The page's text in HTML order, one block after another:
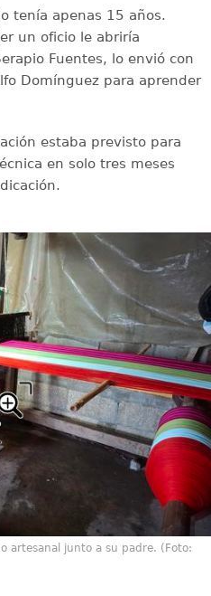
tenía apenas 15 años.
un oficio le abriría
Fuentes, lo envió con
Domínguez para aprender
estaba previsto para
en solo tres meses
artesanal junto a su padre. (Foto: